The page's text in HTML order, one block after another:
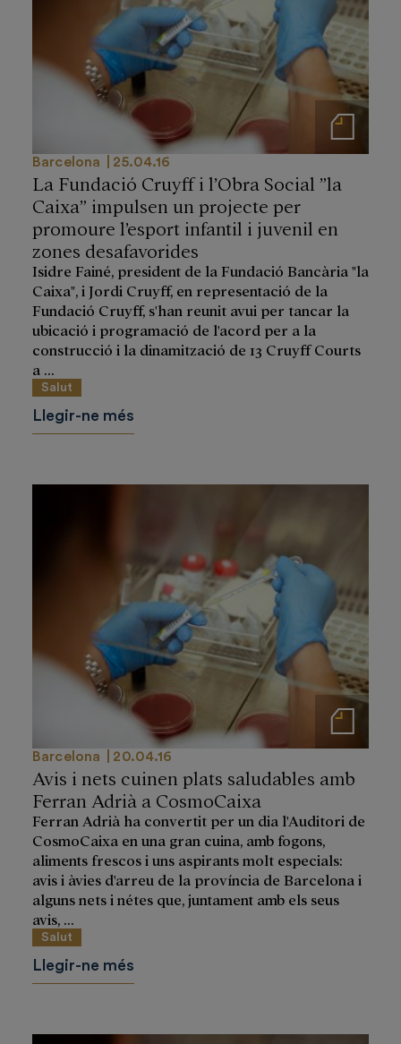
Notas de prensa
Barcelona 25.04.16
La Fundació Cruyff i l’Obra Social ”la
Caixa” impulsen un projecte per
promoure l’esport infantil i juvenil en
zones desafavorides
Isidre Fainé, president de la Fundació Bancària "la
Caixa", i Jordi Cruyff, en representació de la
Fundació Cruyff, s'han reunit avui per tancar la
ubicació i programació de l'acord per a la
construcció i la dinamització de 13 Cruyff Courts
a ...
Salut
Llegir-ne més
Notas de prensa
Barcelona 20.04.16
Avis i nets cuinen plats saludables amb
Ferran Adrià a CosmoCaixa
Ferran Adrià ha convertit per un dia l'Auditori de
CosmoCaixa en una gran cuina, amb fogons,
aliments frescos i uns aspirants molt especials:
avis i àvies d'arreu de la província de Barcelona i
alguns nets i nétes que, juntament amb els seus
avis, ...
Salut
Llegir-ne més